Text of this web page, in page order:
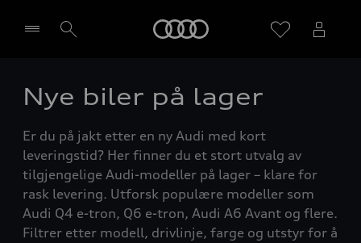
Velg forhandler
Nye biler på lager
Er du på jakt etter en ny Audi med kort
leveringstid? Her finner du et stort utvalg av
tilgjengelige Audi-modeller på lager – klare for
rask levering. Utforsk populære modeller som
Audi Q4 e-tron, Q6 e-tron, Audi A6 Avant og flere.
Filtrer etter modell, drivlinje, farge og utstyr for å